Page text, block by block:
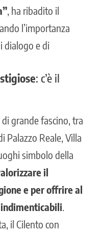
, ha ribadito il
l’importanza
dialogo e di
: c’è il
grande fascino, tra
Palazzo Reale, Villa
simbolo della
il
e per offrire al
indimenticabili
il Cilento con